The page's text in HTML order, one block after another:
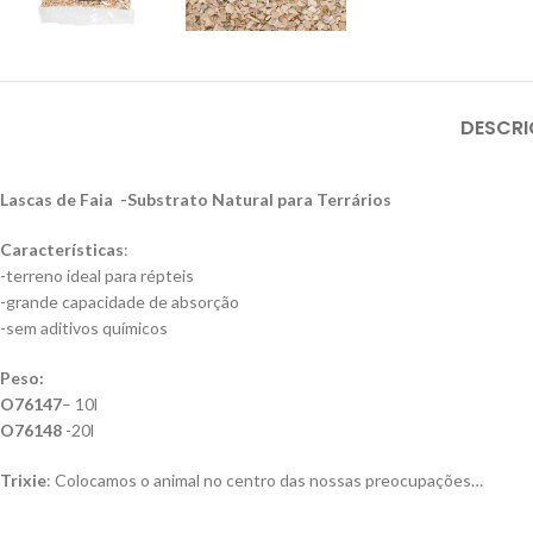
Lascas de Faia -Substrato Natural para Terrários
Características:
-terreno ideal para répteis
-grande capacidade de absorção
-sem aditivos químicos
Peso:
O76147– 10l
O76148 -20l
Trixie: Colocamos o animal no centro das nossas preocupações…